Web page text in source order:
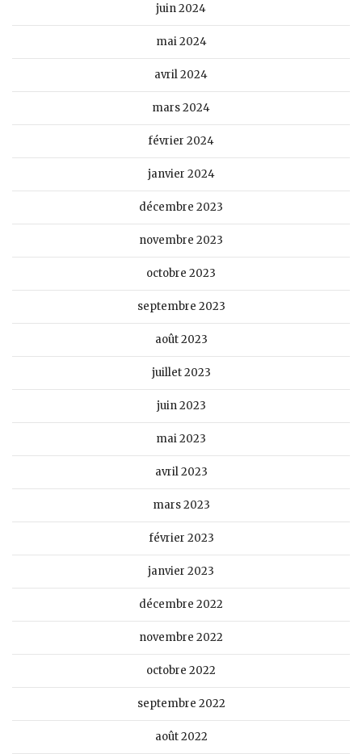
juin 2024
mai 2024
avril 2024
mars 2024
février 2024
janvier 2024
décembre 2023
novembre 2023
octobre 2023
septembre 2023
août 2023
juillet 2023
juin 2023
mai 2023
avril 2023
mars 2023
février 2023
janvier 2023
décembre 2022
novembre 2022
octobre 2022
septembre 2022
août 2022